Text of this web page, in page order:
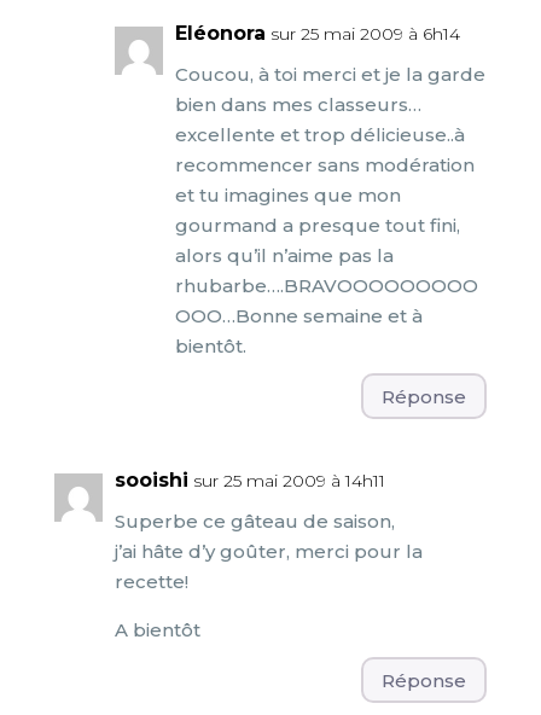
Eléonora sur 25 mai 2009 à 6h14
Coucou, à toi merci et je la garde
bien dans mes classeurs…
excellente et trop délicieuse..à
recommencer sans modération
et tu imagines que mon
gourmand a presque tout fini,
alors qu’il n’aime pas la
rhubarbe….BRAVOOOOOOOOO
OOO…Bonne semaine et à
bientôt.
Réponse
sooishi sur 25 mai 2009 à 14h11
Superbe ce gâteau de saison,
j’ai hâte d’y goûter, merci pour la
recette!
A bientôt
Réponse